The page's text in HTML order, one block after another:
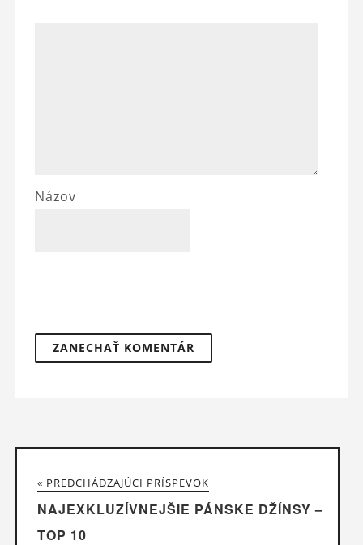
Názov
« PREDCHÁDZAJÚCI PRÍSPEVOK
NAJEXKLUZÍVNEJŠIE PÁNSKE DŽÍNSY –
TOP 10